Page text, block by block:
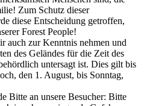
Zum Schutz dieser
diese Entscheidung getroffen,
Forest People!
auch zur Kenntnis nehmen und
des Geländes für die Zeit des
untersagt ist. Dies gilt bis
den 1. August, bis Sonntag,
Bitte an unsere Besucher: Bitte